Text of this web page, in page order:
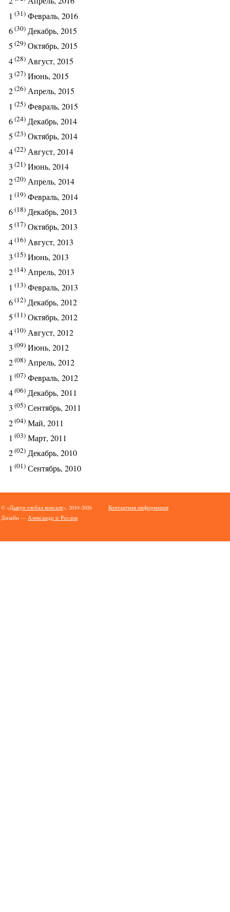
1 (31) Февраль, 2016
6(30) Декабрь, 2015
5 (29) Октябрь, 2015
4(28) Август, 2015
3 (27) Июнь, 2015
2(26) Апрель, 2015
1 (25) Февраль, 2015
6(24) Декабрь, 2014
5 (23) Октябрь, 2014
4(22) Август, 2014
3 (21) Июнь, 2014
2(20) Апрель, 2014
1 (19) Февраль, 2014
6(18) Декабрь, 2013
5 (17) Октябрь, 2013
4(16) Август, 2013
3 (15) Июнь, 2013
2(14) Апрель, 2013
1 (13) Февраль, 2013
6(12) Декабрь, 2012
5 (11) Октябрь, 2012
4(10) Август, 2012
3 (09) Июнь, 2012
2(08) Апрель, 2012
1 (07) Февраль, 2012
4(06) Декабрь, 2011
3 (05) Сентябрь, 2011
2(04) Май, 2011
1 (03) Март, 2011
2(02) Декабрь, 2010
1 (01) Сентябрь, 2010
© «Дыкун глобал консалт», 2010–2026
Дизайн — Александр tr Рослов
Контактная информация